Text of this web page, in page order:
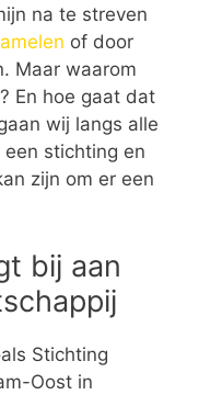
na te streven
of door
Maar waarom
En hoe gaat dat
wij langs alle
stichting en
zijn om er een
bij aan
Stichting
Oost in